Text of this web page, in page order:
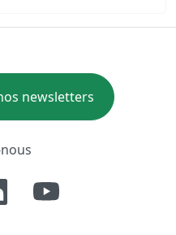
newsletters